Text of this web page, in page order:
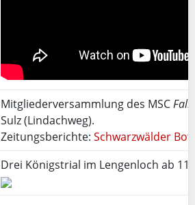
Mitgliederversammlung des MSC
Sulz (Lindachweg).
Zeitungsberichte:Schwarzwälder
Drei Königstrial im Lengenloch ab